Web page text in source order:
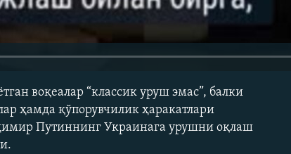
воқеалар “классик уруш эмас”, балки
ҳамда қўпорувчилик ҳаракатлари
Путиннинг Украинага урушни оқлаш